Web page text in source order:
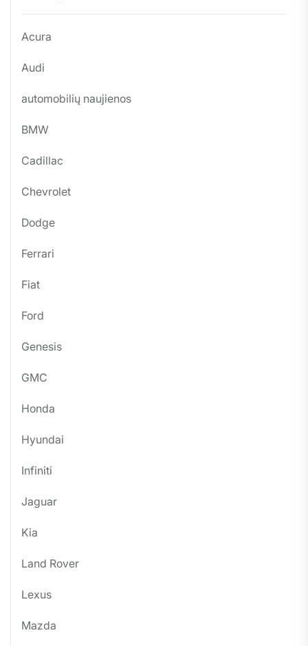
Acura
Audi
automobilių naujienos
BMW
Cadillac
Chevrolet
Dodge
Ferrari
Fiat
Ford
Genesis
GMC
Honda
Hyundai
Infiniti
Jaguar
Kia
Land Rover
Lexus
Mazda